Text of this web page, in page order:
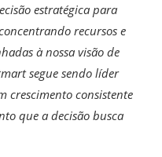
estratégica para
recursos e
à nossa visão de
segue sendo líder
crescimento consistente
que a decisão busca